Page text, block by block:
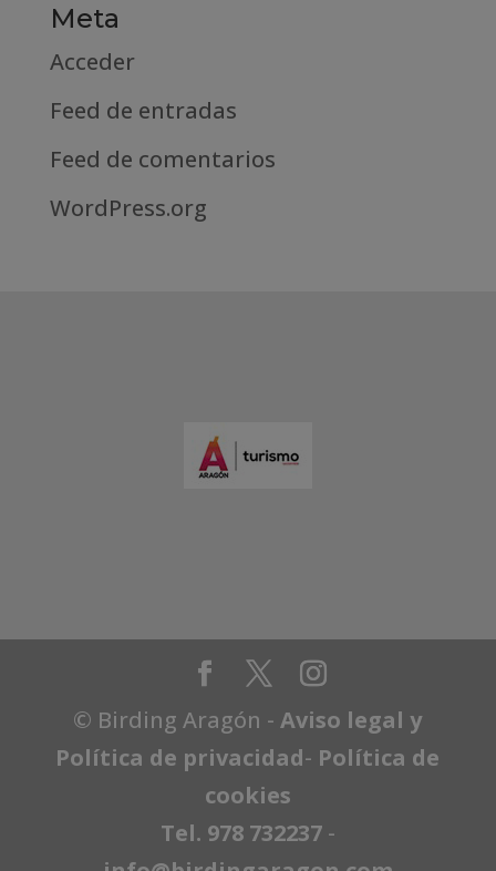
Meta
Acceder
Feed de entradas
Feed de comentarios
WordPress.org
© Birding Aragón -Aviso legal y
Política de privacidad- Política de
cookies
Tel. 978 732237 -